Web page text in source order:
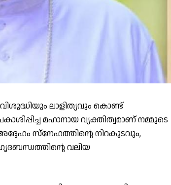
ലാളിത്യവും കൊണ്ട്
മഹാനായ വ്യക്തിത്വമാണ് നമ്മുടെ
സ്നേഹത്തിൻ്റെ നിറകുടവും,
വലിയ